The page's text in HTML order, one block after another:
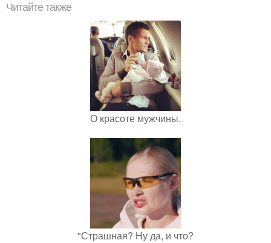
Читайте также
О красоте мужчины.
"Страшная? Ну да, и что?